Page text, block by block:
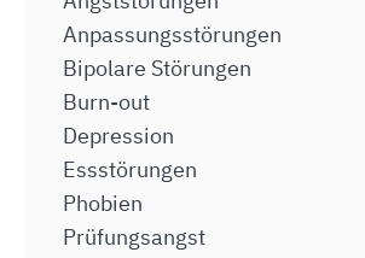
Anpassungsstörungen
Bipolare Störungen
Burn-out
Depression
Essstörungen
Phobien
Prüfungsangst